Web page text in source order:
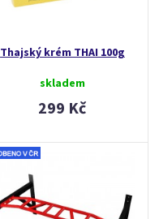
Thajský krém THAI 100g
skladem
299 Kč